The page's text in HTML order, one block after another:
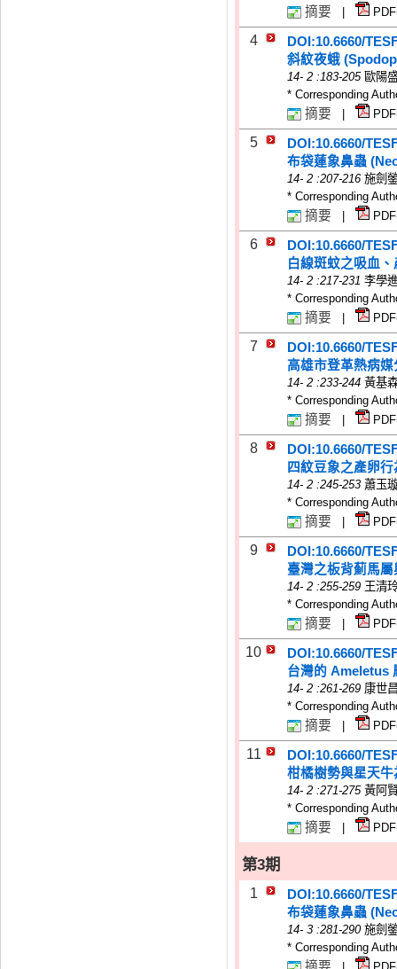
摘要
4
DOI:10.6660/
斜紋夜蛾
14- 2 :183-205 歐陽
* Corresponding
摘要
5
DOI:10.6660/
布袋蓮象鼻蟲
14- 2 :207-216 施劍
* Corresponding
摘要
6
DOI:10.6660/
白線斑蚊之吸血
14- 2 :217-231 李學
* Corresponding
摘要
7
DOI:10.6660/
高雄市登革熱病
14- 2 :233-244 黃基
* Corresponding
摘要
8
DOI:10.6660/
四紋豆象之產卵
14- 2 :245-253 蕭玉
* Corresponding
摘要
9
DOI:10.6660/
臺灣之板背薊馬
14- 2 :255-259 王清
* Corresponding
摘要
10
DOI:10.6660/
台灣的 Ameletus
14- 2 :261-269 康世
* Corresponding
摘要
11
DOI:10.6660/
柑橘樹勢與星天
14- 2 :271-275 黃阿
* Corresponding
摘要
第3期
1
DOI:10.6660/
布袋蓮象鼻蟲
14- 3 :281-290 施劍
* Corresponding